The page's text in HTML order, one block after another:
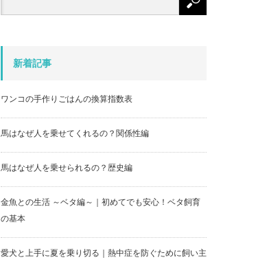
新着記事
ワンコの手作りごはんの換算指数表
馬はなぜ人を乗せてくれるの？関係性編
馬はなぜ人を乗せられるの？歴史編
金魚との生活 ～ベタ編～｜初めてでも安心！ベタ飼育
の基本
愛犬と上手に夏を乗り切る｜熱中症を防ぐために飼い主